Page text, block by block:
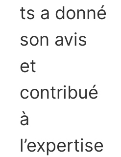
ts a donné
son avis
et
contribué
à
l’expertise